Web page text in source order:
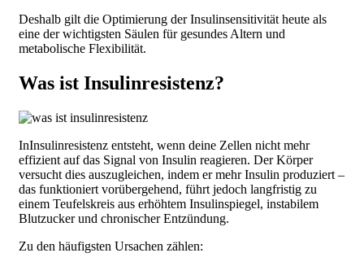
Deshalb gilt die Optimierung der Insulinsensitivität heute als
eine der wichtigsten Säulen für gesundes Altern und
metabolische Flexibilität.
Was ist Insulinresistenz?
InInsulinresistenz entsteht, wenn deine Zellen nicht mehr
effizient auf das Signal von Insulin reagieren. Der Körper
versucht dies auszugleichen, indem er mehr Insulin produziert –
das funktioniert vorübergehend, führt jedoch langfristig zu
einem Teufelskreis aus erhöhtem Insulinspiegel, instabilem
Blutzucker und chronischer Entzündung.
Zu den häufigsten Ursachen zählen: